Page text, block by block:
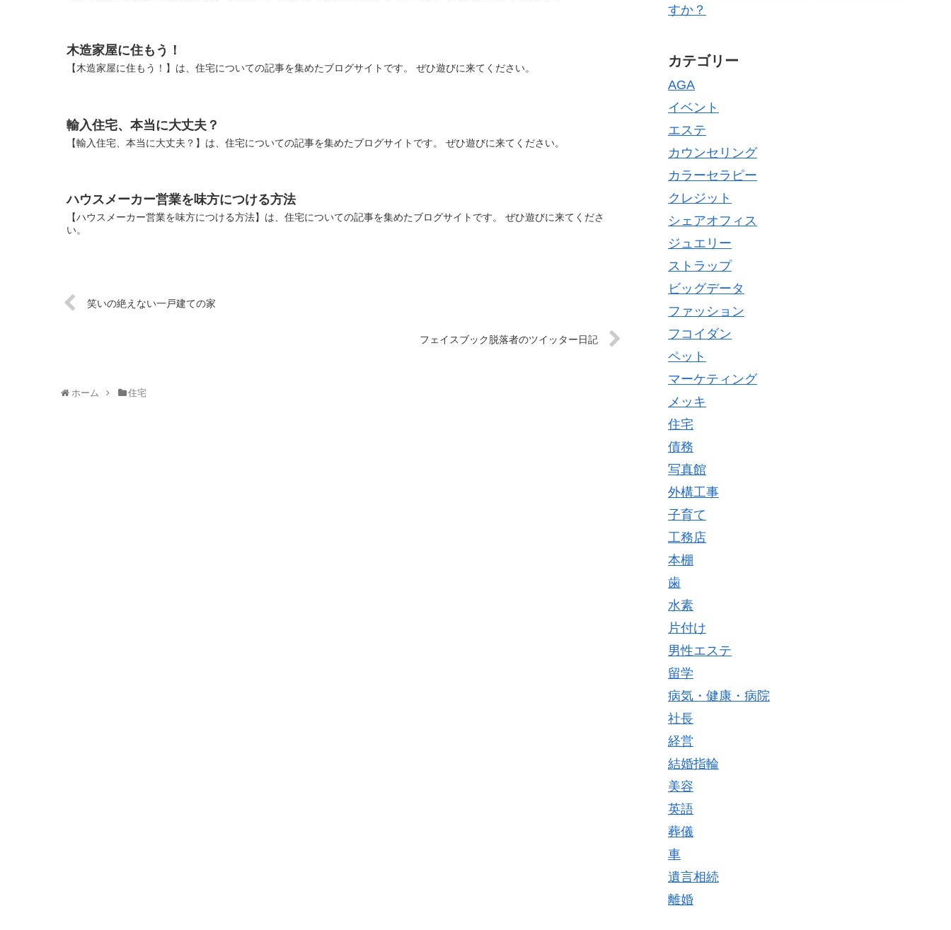
木造家屋に住もう！
【木造家屋に住もう！】は、住宅についての記事を集めたブログサイトです。 ぜひ遊びに来てください。
輸入住宅、本当に大丈夫？
【輸入住宅、本当に大丈夫？】は、住宅についての記事を集めたブログサイトです。 ぜひ遊びに来てください。
ハウスメーカー営業を味方につける方法
【ハウスメーカー営業を味方につける方法】は、住宅についての記事を集めたブログサイトです。 ぜひ遊びに来てくださ
い。
笑いの絶えない一戸建ての家
フェイスブック脱落者のツイッター日記
ホーム 住宅
すか？
カテゴリー
AGA
イベント
エステ
カウンセリング
カラーセラピー
クレジット
シェアオフィス
ジュエリー
ストラップ
ビッグデータ
ファッション
フコイダン
ペット
マーケティング
メッキ
住宅
債務
写真館
外構工事
子育て
工務店
本棚
歯
水素
片付け
男性エステ
留学
病気・健康・病院
社長
経営
結婚指輪
美容
英語
葬儀
車
遺言相続
離婚